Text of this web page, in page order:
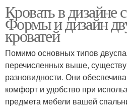
Кровать в дизайне
Формы и дизайн
кроватей
Помимо основных типов
перечисленных выше,
разновидности. Они
комфорт и удобство при
предмета мебели вашей